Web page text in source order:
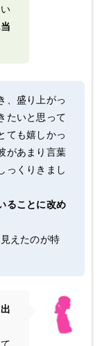
、盛り上がっ
たいと思って
ても嬉しかっ
があまり言葉
っくりきまし
ることに改め
えたのが特